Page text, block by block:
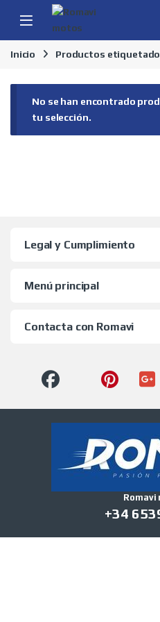
Skip to navigation
Skip to content
Inicio Productos
No se han encontrado
tu selección.
Legal y Cumplimiento
Menú principal
Contacta con Romavi
Romavi
+34